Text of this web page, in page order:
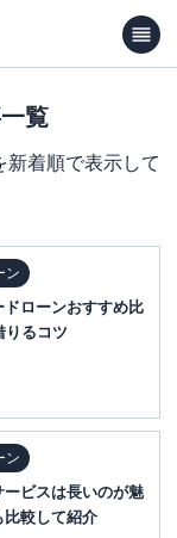
覧
新着順で表示して
ン
ローンおすすめ比
りるコツ
ン
ービスは長いのが魅
比較して紹介